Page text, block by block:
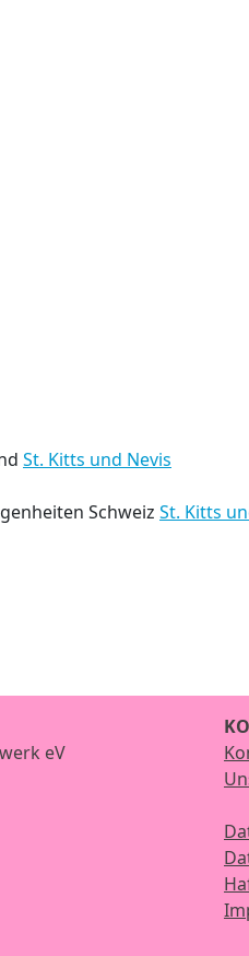
St. Kitts und Nevis
Schweiz St. Kitts
eV